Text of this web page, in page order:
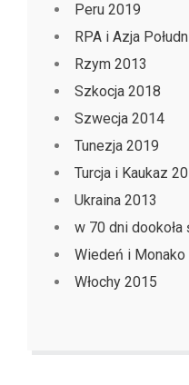
Peru 2019
RPA i Azja
Rzym 2013
Szkocja 2018
Szwecja 2014
Tunezja 2019
Turcja i Kaukaz
Ukraina 2013
w 70 dni dookoła
Wiedeń i Monako
Włochy 2015